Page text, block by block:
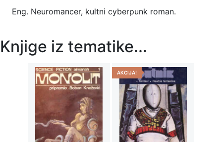
Eng. Neuromancer, kultni cyberpunk roman.
Knjige iz tematike...
AKCIJA!